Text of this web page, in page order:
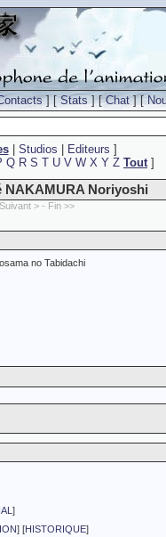
] [Stats] [Chat] [
| Studios Editeurs ]
Q R S T U V W X Y Z Tout]
NAKAMURA Noriyoshi
Suivant > - Fin >>
no Tabidachi
]
] [HISTORIQUE]